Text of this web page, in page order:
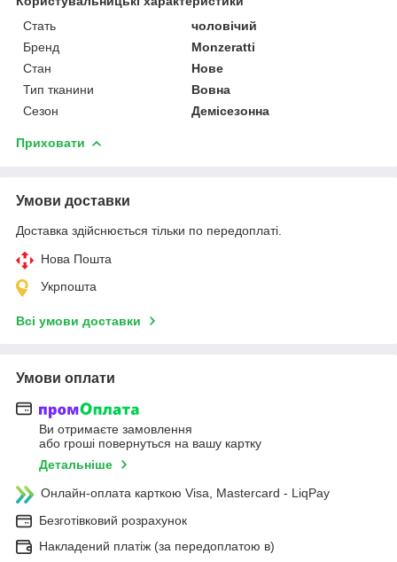
Стать
чоловічий
Бренд
Monzeratti
Стан
Нове
Тип тканини
Вовна
Сезон
Демісезонна
Приховати
Умови доставки
Доставка здійснюється тільки по передоплаті.
Нова Пошта
Укрпошта
Всі умови доставки
Умови оплати
Ви отримаєте замовлення
або гроші повернуться на вашу картку
Детальніше
Онлайн-оплата карткою Visa, Mastercard - LiqPay
Безготівковий розрахунок
Накладений платіж (за передоплатою в)